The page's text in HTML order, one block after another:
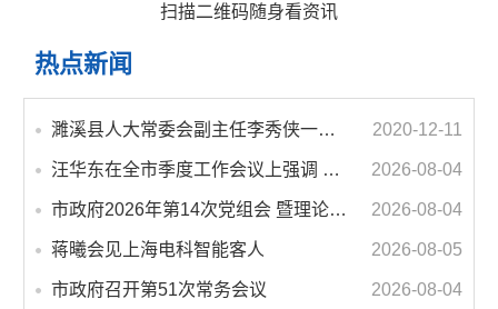
扫描二维码随身看资讯
热点新闻
濉溪县人大常委会副主任李秀侠一行调研城乡客运一体化和治超工作 2020-12-11
汪华东在全市季度工作会议上强调 锚定打好“三仗”任务和年度预期目标不动摇 在全市上下掀起比学赶超争先进位的攻坚热潮 2026-08-04
市政府2026年第14次党组会 暨理论学习中心组学习会议召开 蒋曦主持会议并讲话 2026-08-04
蒋曦会见上海电科智能客人 2026-08-05
市政府召开第51次常务会议 2026-08-04